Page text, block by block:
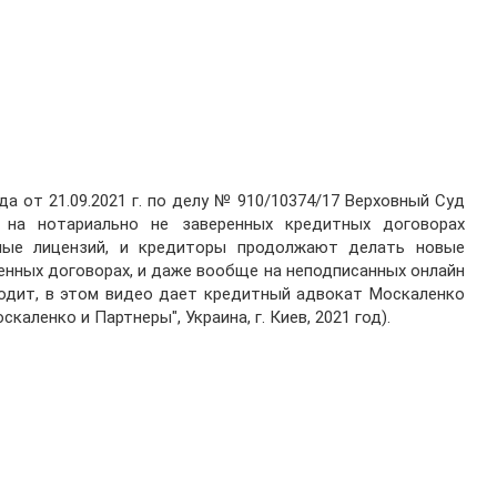
от 21.09.2021 г. по делу № 910/10374/17 Верховный Суд
нотариально не заверенных кредитных договорах
лицензий, и кредиторы продолжают делать новые
договорах, и даже вообще на неподписанных онлайн
в этом видео дает кредитный адвокат Москаленко
и Партнеры", Украина, г. Киев, 2021 год).